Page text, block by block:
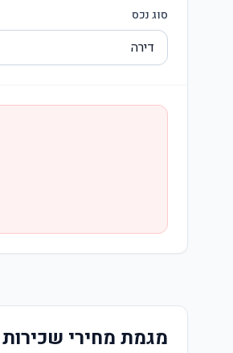
סוג נכס
מגמת מחירי